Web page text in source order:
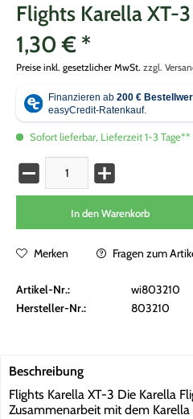
Flights Karella XT-3
1,30 € *
Preise inkl. gesetzlicher MwSt. zzgl.
Sofort lieferbar, Lieferzeit 1-3 Tage**
In den Warenkorb
Merken Fragen zum
Artikel-Nr.:
wi803210
Hersteller-Nr.:
803210
Beschreibung
Flights Karella XT-3 Die Karella
Zusammenarbeit mit dem Karella